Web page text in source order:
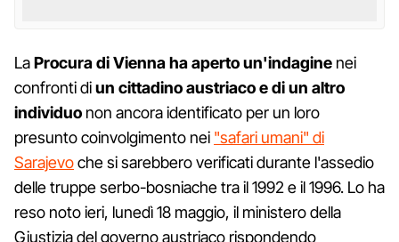
LaProcura di Vienna ha aperto un'indagine nei
confronti diun cittadino austriaco e di un altro
individuo non ancora identificato per un loro
presunto coinvolgimento nei "safari umani" di
Sarajevoche si sarebbero verificati durante l'assedio
delle truppe serbo-bosniache tra il 1992 e il 1996. Lo ha
reso noto ieri, lunedì 18 maggio, il ministero della
Giustizia del governo austriaco rispondendo